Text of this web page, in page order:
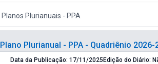
Planos Plurianuais - PPA
Plano Plurianual - PPA - Quadriênio 2026-
Data da Publicação: 17/11/2025